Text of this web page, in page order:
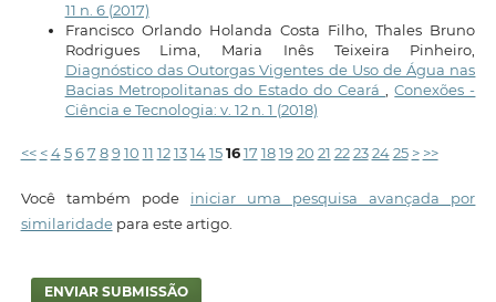
11 n. 6 (2017)
Francisco Orlando Holanda Costa Filho, Thales Bruno
Rodrigues Lima, Maria Inês Teixeira Pinheiro,
Diagnóstico das Outorgas Vigentes de Uso de Água nas
Bacias Metropolitanas do Estado do Ceará
,Conexões -
Ciência e Tecnologia: v. 12 n. 1 (2018)
<< < 4 5 6 7 8 9 10 11 12 13 14 15 16 17 18 19 20 21 22 23 24 25 > >>
Você também pode iniciar uma pesquisa avançada por
similaridadepara este artigo.
ENVIAR SUBMISSÃO